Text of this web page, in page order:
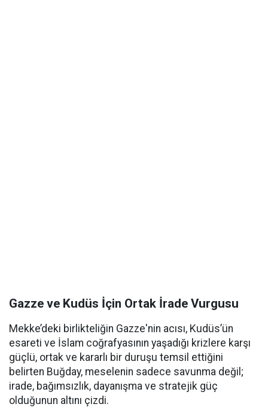
Gazze ve Kudüs İçin Ortak İrade Vurgusu
Mekke’deki birlikteliğin Gazze'nin acısı, Kudüs’ün
esareti ve İslam coğrafyasının yaşadığı krizlere karşı
güçlü, ortak ve kararlı bir duruşu temsil ettiğini
belirten Buğday, meselenin sadece savunma değil;
irade, bağımsızlık, dayanışma ve stratejik güç
olduğunun altını çizdi.